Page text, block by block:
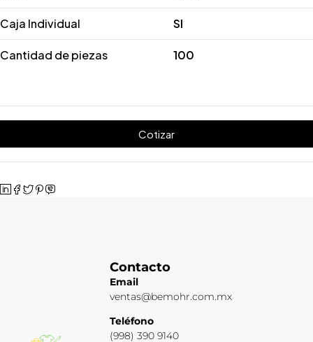
Caja Individual SI
Cantidad de piezas 100
Cotizar
Contacto
Email
ventas@bemohr.com.mx
Teléfono
(998) 390 9140